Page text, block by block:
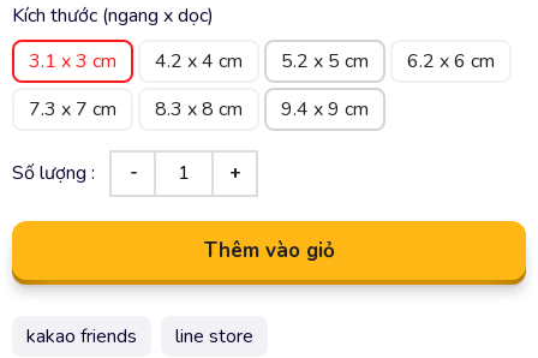
Kích thước (ngang x dọc)
3.1 x 3 cm
4.2 x 4 cm 5.2 x 5 cm
6.2 x 6 cm
7.3 x 7 cm
8.3 x 8 cm 9.4 x 9 cm
Số lượng :
Thêm vào giỏ
kakao friends line store